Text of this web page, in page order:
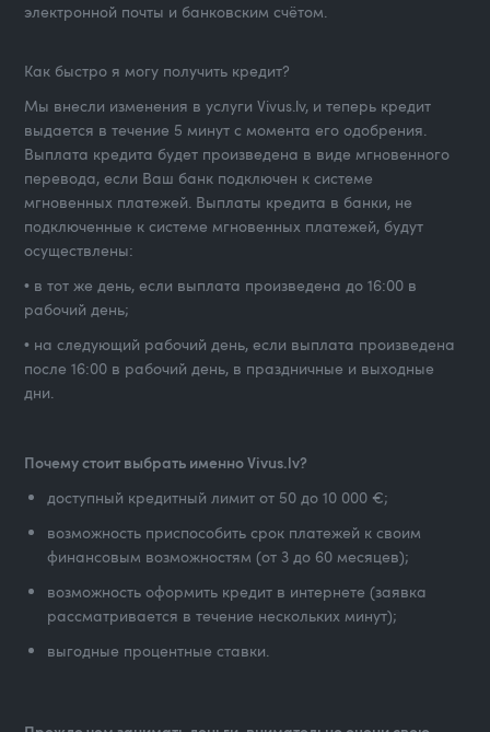
электронной почты и банковским счётом.
Как быстро я могу получить кредит?
Мы внесли изменения в услуги Vivus.lv, и теперь кредит
выдается в течение 5 минут с момента его одобрения.
Выплата кредита будет произведена в виде мгновенного
перевода, если Ваш банк подключен к системе
мгновенных платежей. Выплаты кредита в банки, не
подключенные к системе мгновенных платежей, будут
осуществлены:
• в тот же день, если выплата произведена до 16:00 в
рабочий день;
• на следующий рабочий день, если выплата произведена
после 16:00 в рабочий день, в праздничные и выходные
дни.
Почему стоит выбрать именно Vivus.lv?
доступный кредитный лимит от 50 до 10 000 €;
возможность приспособить срок платежей к своим
финансовым возможностям (от 3 до 60 месяцев);
возможность оформить кредит в интернете (заявка
рассматривается в течение нескольких минут);
выгодные процентные ставки.